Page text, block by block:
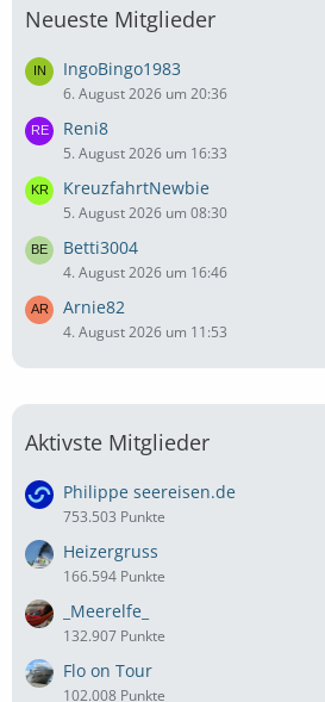
Neueste Mitglieder
IngoBingo1983
6. August 2026 um 20:36
Reni8
5. August 2026 um 16:33
KreuzfahrtNewbie
5. August 2026 um 08:30
Betti3004
4. August 2026 um 16:46
Arnie82
4. August 2026 um 11:53
Aktivste Mitglieder
Philippe seereisen.de
753.503 Punkte
Heizergruss
166.594 Punkte
_Meerelfe_
132.907 Punkte
Flo on Tour
102.008 Punkte